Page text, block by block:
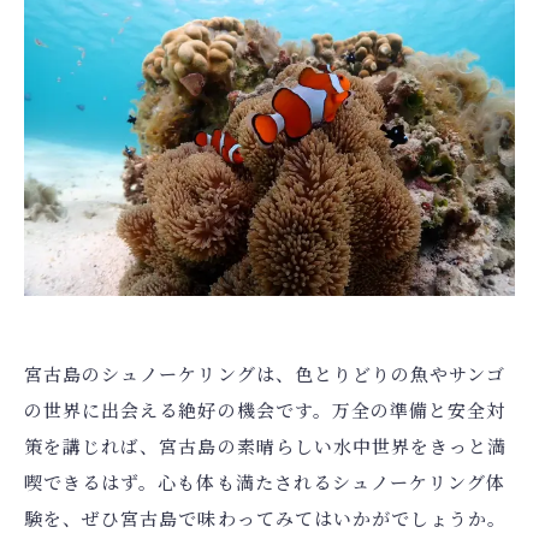
宮古島のシュノーケリングは、色とりどりの魚やサンゴ
の世界に出会える絶好の機会です。万全の準備と安全対
策を講じれば、宮古島の素晴らしい水中世界をきっと満
喫できるはず。心も体も満たされるシュノーケリング体
験を、ぜひ宮古島で味わってみてはいかがでしょうか。